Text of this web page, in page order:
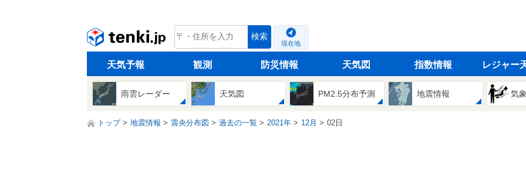
tenki.jp 検索
現在地
天気予報 観測 防災情報 天気図 指数情報 レジャー
雨雲レーダー 天気図 PM2.5分布予測 地震情報 気
トップ 地震情報 震央分布図 過去の一覧 2021年 12月 02日